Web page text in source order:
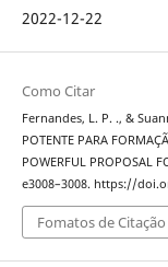
2022-12-22
Como Citar
Fernandes, L. P. ., &
POTENTE PARA
POWERFUL PROPOSAL
e3008–3008. https://
Fomatos de Citação